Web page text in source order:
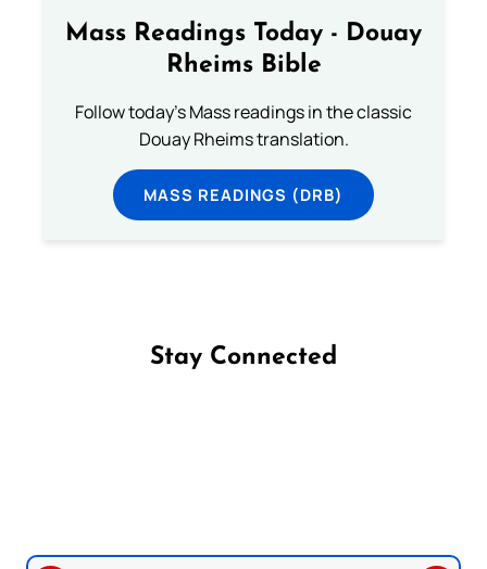
Mass Readings Today - Douay
Rheims Bible
Follow today's Mass readings in the classic
Douay Rheims translation.
MASS READINGS (DRB)
Stay Connected